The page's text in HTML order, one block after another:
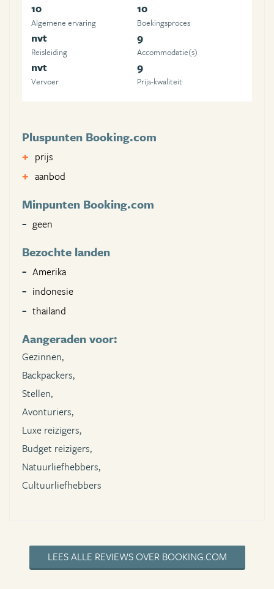
10
Algemene ervaring
10
Boekingsproces
nvt
Reisleiding
9
Accommodatie(s)
nvt
Vervoer
9
Prijs-kwaliteit
Pluspunten Booking.com
prijs
aanbod
Minpunten Booking.com
geen
Bezochte landen
Amerika
indonesie
thailand
Aangeraden voor:
Gezinnen,
Backpackers,
Stellen,
Avonturiers,
Luxe reizigers,
Budget reizigers,
Natuurliefhebbers,
Cultuurliefhebbers
LEES ALLE REVIEWS OVER BOOKING.COM